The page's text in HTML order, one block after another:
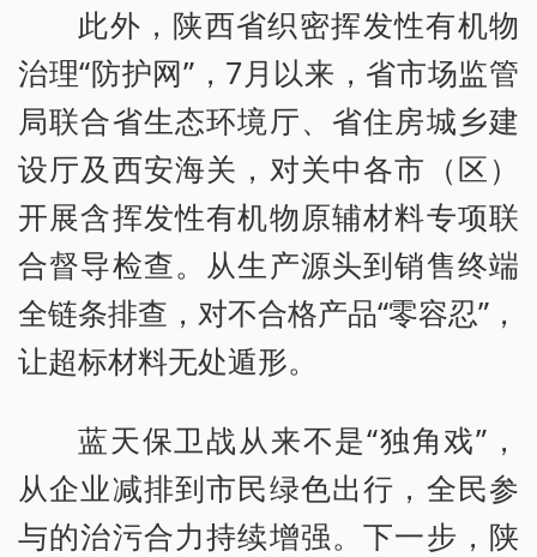
此外，陕西省织密挥发性有机物
治理“防护网”，7月以来，省市场监管
局联合省生态环境厅、省住房城乡建
设厅及西安海关，对关中各市（区）
开展含挥发性有机物原辅材料专项联
合督导检查。从生产源头到销售终端
全链条排查，对不合格产品“零容忍”，
让超标材料无处遁形。
蓝天保卫战从来不是“独角戏”，
从企业减排到市民绿色出行，全民参
与的治污合力持续增强。下一步，陕